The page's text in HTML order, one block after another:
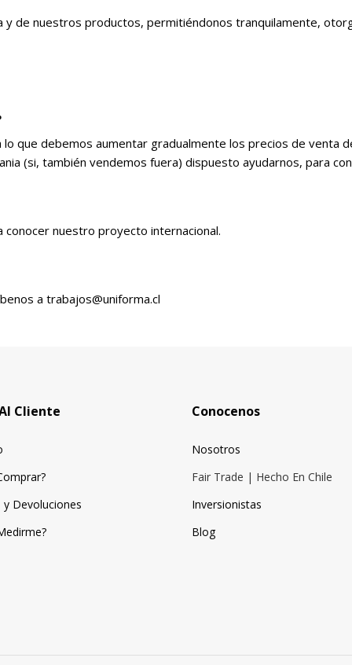
y de nuestros productos, permitiéndonos tranquilamente,
que debemos aumentar gradualmente los precios de venta
(si, también vendemos fuera) dispuesto ayudarnos, para
conocer nuestro proyecto internacional.
a trabajos@uniforma.cl
Cliente
y Devoluciones
Conocenos
Nosotros
Fair Trade | Hecho En Chile
Inversionistas
Blog